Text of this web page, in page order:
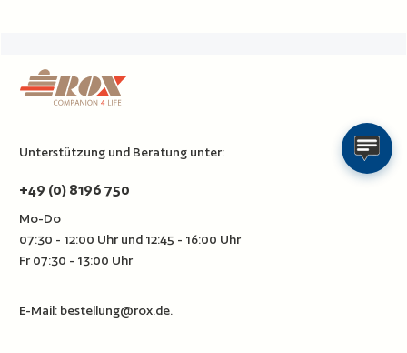
Unterstützung und Beratung unter:
+49 (0) 8196 750
Mo-Do
07:30 - 12:00 Uhr und 12:45 - 16:00 Uhr
Fr 07:30 - 13:00 Uhr
E-Mail: bestellung@rox.de.